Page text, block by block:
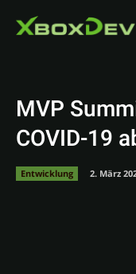
MVP
COVID-19
Entwicklung 2. März